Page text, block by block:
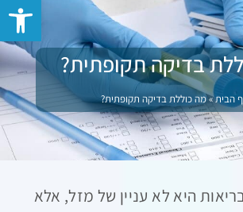
פתח
בדיקה תקופתית?
הבית»מה כוללת בדיקה תקופתית?
היא לא עניין של מזל, אלא